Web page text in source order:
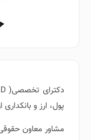
پول، ارز و
مشاور معاون